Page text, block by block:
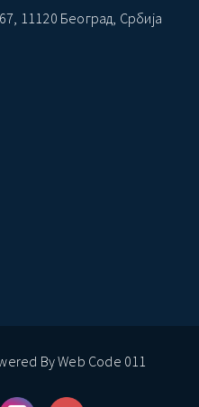
11120 Београд, Србија
By Web Code 011